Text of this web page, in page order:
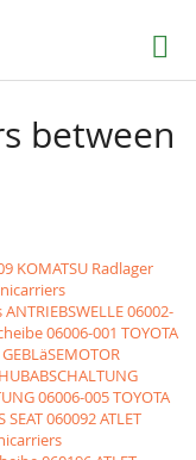
Search
between
KOMATSU Radlager
06002-
06006-001 TOYOTA
06006-005 TOYOTA
SEAT060092 ATLET